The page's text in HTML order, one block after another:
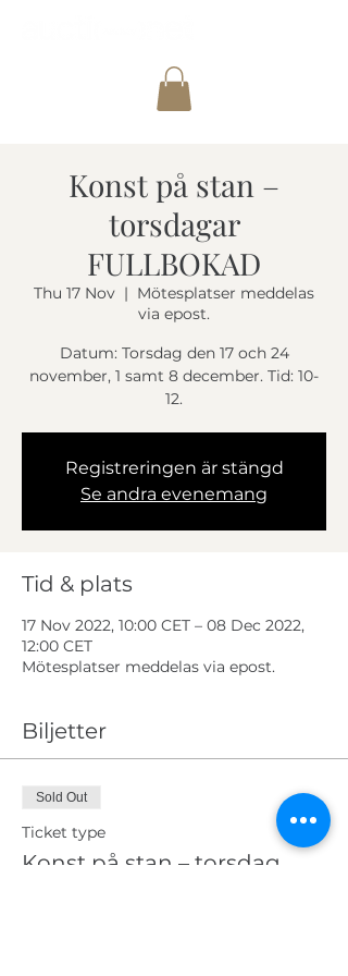
Konst på stan –
torsdagar
FULLBOKAD
Thu 17 Nov
  |
Mötesplatser meddelas
via epost.
Datum: Torsdag den 17 och 24
november, 1 samt 8 december. Tid: 10-
12.
Registreringen är stängd
Se andra evenemang
Tid & plats
17 Nov 2022, 10:00 CET – 08 Dec 2022,
12:00 CET
Mötesplatser meddelas via epost.
Biljetter
Sold Out
Ticket type
Konst på stan – torsdag